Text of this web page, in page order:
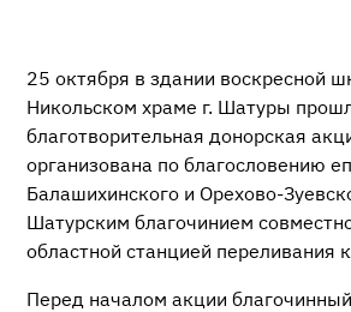
25 октября в здании воскресной
Никольском храме г. Шатуры
благотворительная донорская
организована по благословению
Балашихинского и Орехово-
Шатурским благочинием
областной станцией переливания
Перед началом акции